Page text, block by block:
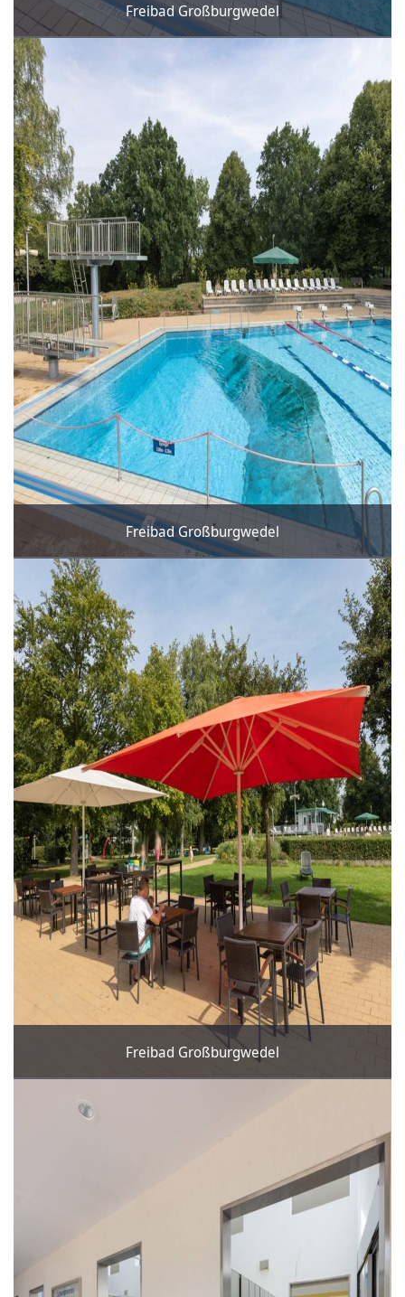
Freibad Großburgwedel
Freibad Großburgwedel
Freibad Großburgwedel